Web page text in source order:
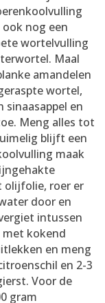
nog een
wortelvulling
Maal
amandelen
wortel,
sinaasappel en
Meng alles tot
blijft een
maak
olijfolie, roer er
door en
intussen
met kokend
en meng
en 2-3
Voor de
gram